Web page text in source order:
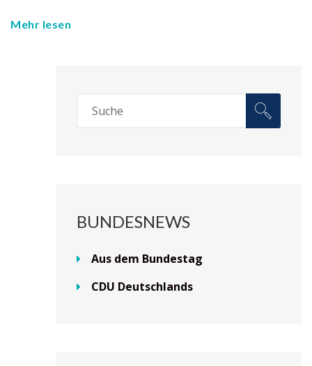
Mehr lesen
BUNDESNEWS
Aus dem Bundestag
CDU Deutschlands